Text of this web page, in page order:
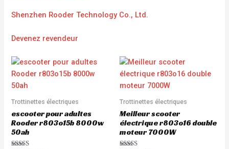
Shenzhen Rooder Technology Co., Ltd.
Devenez revendeur
Trottinettes électriques
escooter pour adultes
Rooder r803o15b 8000w
50ah
Trottinettes électriques
Meilleur scooter
électrique r803o16 double
moteur 7000W